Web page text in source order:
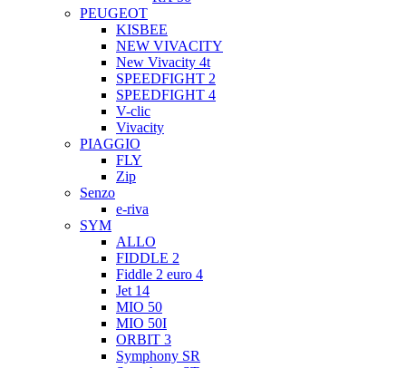
PEUGEOT
KISBEE
NEW VIVACITY
New Vivacity 4t
SPEEDFIGHT 2
SPEEDFIGHT 4
V-clic
Vivacity
PIAGGIO
FLY
Zip
Senzo
e-riva
SYM
ALLO
FIDDLE 2
Fiddle 2 euro 4
Jet 14
MIO 50
MIO 50I
ORBIT 3
Symphony SR